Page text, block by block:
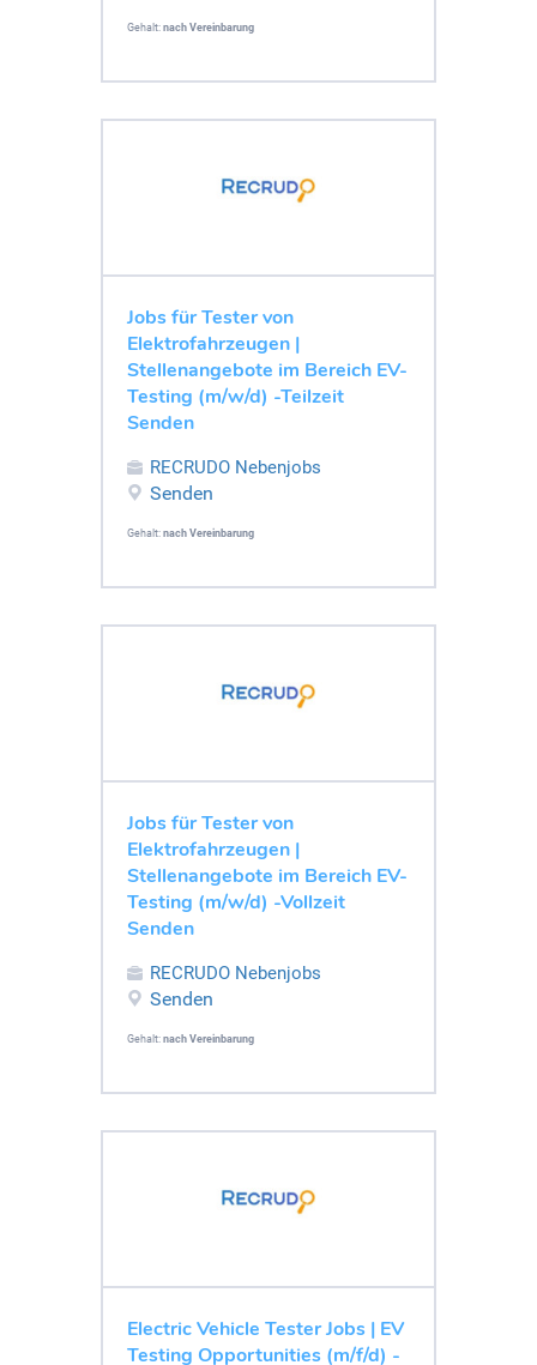
Gehalt: nach Vereinbarung
Jobs für Tester von
Elektrofahrzeugen |
Stellenangebote im Bereich EV-
Testing (m/w/d) -Teilzeit
Senden
RECRUDO Nebenjobs
Senden
Gehalt: nach Vereinbarung
Jobs für Tester von
Elektrofahrzeugen |
Stellenangebote im Bereich EV-
Testing (m/w/d) -Vollzeit
Senden
RECRUDO Nebenjobs
Senden
Gehalt: nach Vereinbarung
Electric Vehicle Tester Jobs | EV
Testing Opportunities (m/f/d) -